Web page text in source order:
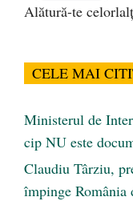
Alătură-te
CELE MAI
Ministerul de
cip NU este
Claudiu Târziu,
împinge